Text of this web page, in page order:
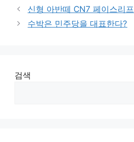
신형 아반떼 CN7 페이스리
수박은 민주당을 대표한다?
검색